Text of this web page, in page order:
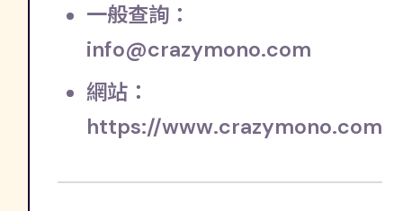
一般查詢：
info@crazymono.com
網站：
https://www.crazymono.com